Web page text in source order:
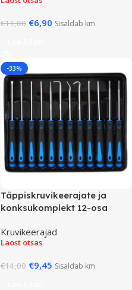
€11,00 €6,90 Sisaldab km
-33%
Täppiskruvikeerajate ja
konksukomplekt 12-osa
Kruvikeerajad
Laost otsas
€14,00 €9,45 Sisaldab km